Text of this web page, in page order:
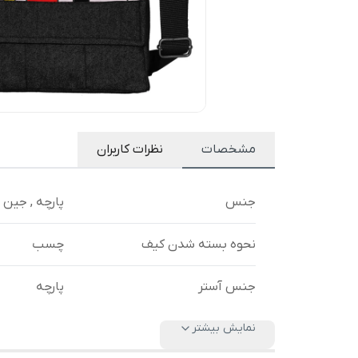
مشخصات نظرات کاربران
جنس پارچه , جین
نحوه بسته شدن کیف چسب
جنس آستر پارچه
نمایش بیشتر